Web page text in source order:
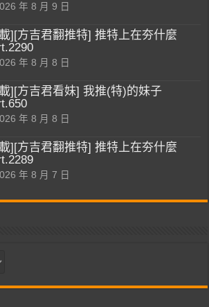
年 8 月 9 日
][方吉君翻推特] 推特上在夯什麼
年 8 月 8 日
][方吉君看妹] 我推(特)的妹子
年 8 月 8 日
][方吉君翻推特] 推特上在夯什麼
年 8 月 7 日